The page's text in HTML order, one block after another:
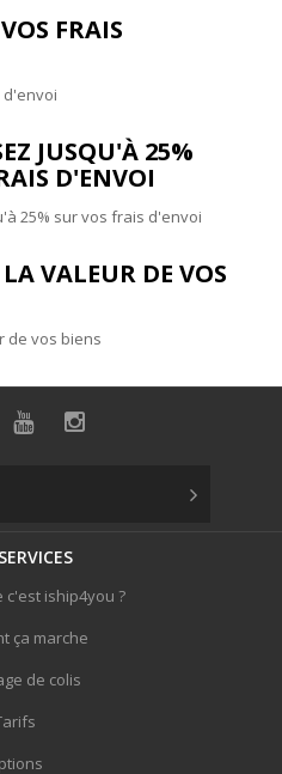
FRAIS
d'envoi
JUSQU'À 25%
D'ENVOI
25% sur vos frais d'envoi
VALEUR DE VOS
de vos biens
SERVICES
c'est iship4you ?
ça marche
de colis